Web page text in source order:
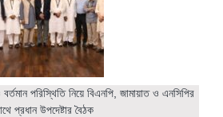
বর্তমান পরিস্থিতি নিয়ে বিএনপি, জামায়াত ও এনসিপির
প্রধান উপদেষ্টার বৈঠক